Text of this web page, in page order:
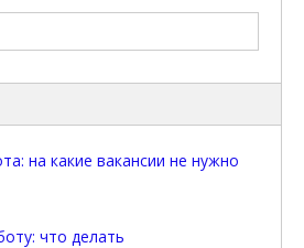
на какие вакансии не нужно
что делать